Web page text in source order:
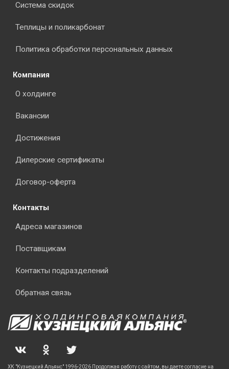
Система скидок
Теплицы и поликарбонат
Политика обработки персональных данных
Компания
О холдинге
Вакансии
Достижения
Дилерские сертификаты
Договор-оферта
Контакты
Адреса магазинов
Поставщикам
Контакты подразделений
Обратная связь
ХК "Кузнецкий Альянс" 1996-2026 Продолжая работу с сайтом, вы даете согласие на